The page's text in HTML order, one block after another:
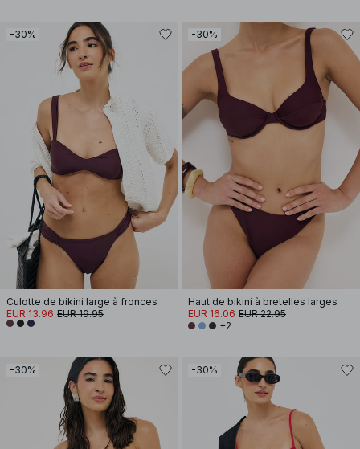
-30%
Culotte de bikini large à fronces
EUR 13.96 EUR 19.95
-30%
Haut de bikini à bretelles larges
EUR 16.06 EUR 22.95
+2
-30% -30%